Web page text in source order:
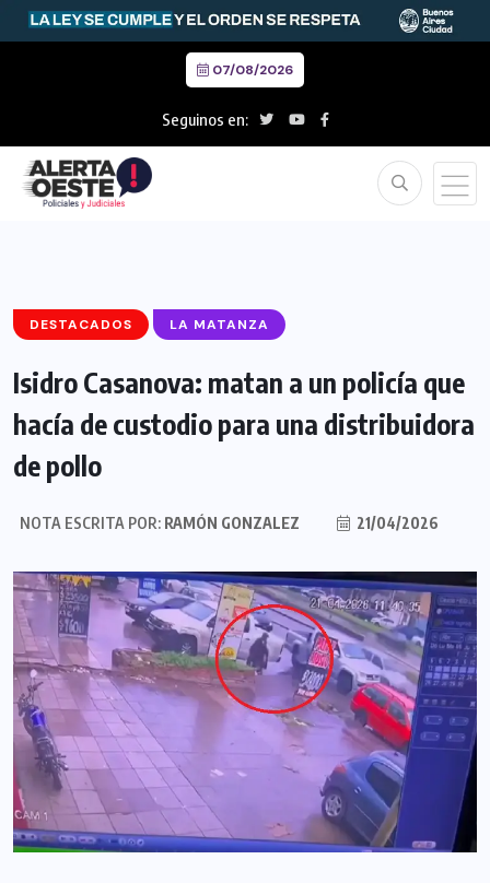
07/08/2026
Seguinos en:
DESTACADOS LA MATANZA
Isidro Casanova: matan a un policía que
hacía de custodio para una distribuidora
de pollo
NOTA ESCRITA POR:RAMÓN GONZALEZ 21/04/2026